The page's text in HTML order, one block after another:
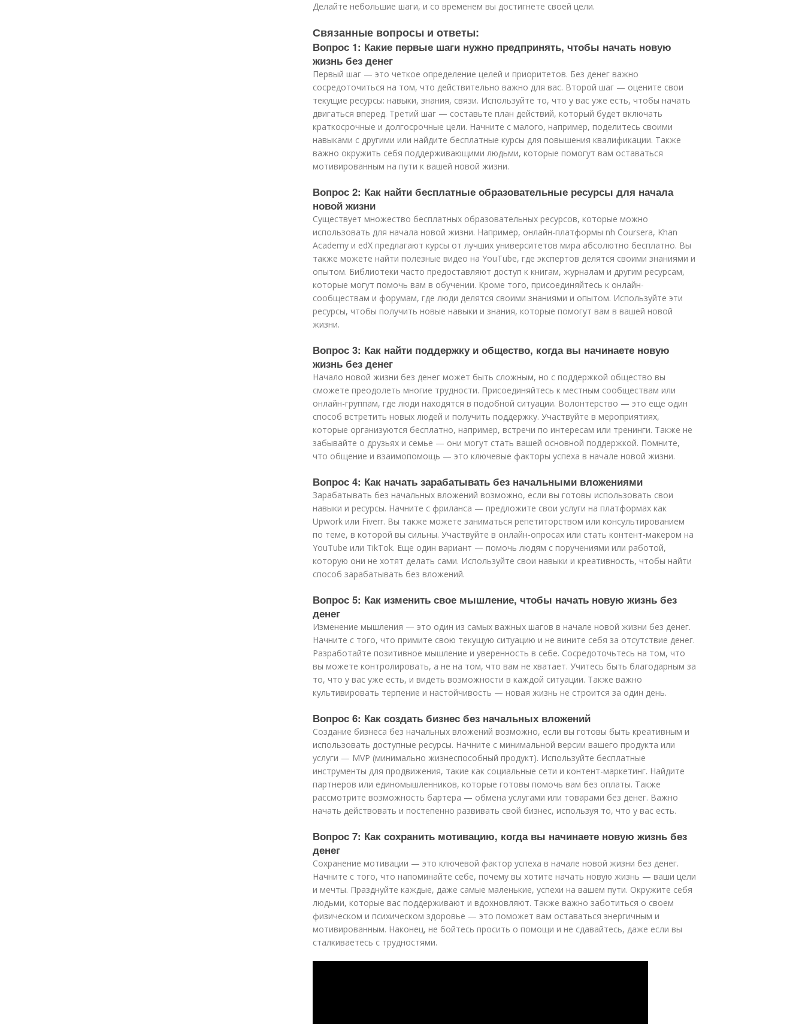
Делайте небольшие шаги, и со временем вы достигнете своей цели.
Связанные вопросы и ответы:
Вопрос 1: Какие первые шаги нужно предпринять, чтобы начать новую
жизнь без денег
Первый шаг — это четкое определение целей и приоритетов. Без денег важно
сосредоточиться на том, что действительно важно для вас. Второй шаг — оцените свои
текущие ресурсы: навыки, знания, связи. Используйте то, что у вас уже есть, чтобы начать
двигаться вперед. Третий шаг — составьте план действий, который будет включать
краткосрочные и долгосрочные цели. Начните с малого, например, поделитесь своими
навыками с другими или найдите бесплатные курсы для повышения квалификации. Также
важно окружить себя поддерживающими людьми, которые помогут вам оставаться
мотивированным на пути к вашей новой жизни.
Вопрос 2: Как найти бесплатные образовательные ресурсы для начала
новой жизни
Существует множество бесплатных образовательных ресурсов, которые можно
использовать для начала новой жизни. Например, онлайн-платформы nh Coursera, Khan
Academy и edX предлагают курсы от лучших университетов мира абсолютно бесплатно. Вы
также можете найти полезные видео на YouTube, где экспертов делятся своими знаниями и
опытом. Библиотеки часто предоставляют доступ к книгам, журналам и другим ресурсам,
которые могут помочь вам в обучении. Кроме того, присоединяйтесь к онлайн-
сообществам и форумам, где люди делятся своими знаниями и опытом. Используйте эти
ресурсы, чтобы получить новые навыки и знания, которые помогут вам в вашей новой
жизни.
Вопрос 3: Как найти поддержку и общество, когда вы начинаете новую
жизнь без денег
Начало новой жизни без денег может быть сложным, но с поддержкой общество вы
сможете преодолеть многие трудности. Присоединяйтесь к местным сообществам или
онлайн-группам, где люди находятся в подобной ситуации. Волонтерство — это еще один
способ встретить новых людей и получить поддержку. Участвуйте в мероприятиях,
которые организуются бесплатно, например, встречи по интересам или тренинги. Также не
забывайте о друзьях и семье — они могут стать вашей основной поддержкой. Помните,
что общение и взаимопомощь — это ключевые факторы успеха в начале новой жизни.
Вопрос 4: Как начать зарабатывать без начальными вложениями
Зарабатывать без начальных вложений возможно, если вы готовы использовать свои
навыки и ресурсы. Начните с фриланса — предложите свои услуги на платформах как
Upwork или Fiverr. Вы также можете заниматься репетиторством или консультированием
по теме, в которой вы сильны. Участвуйте в онлайн-опросах или стать контент-макером на
YouTube или TikTok. Еще один вариант — помочь людям с поручениями или работой,
которую они не хотят делать сами. Используйте свои навыки и креативность, чтобы найти
способ зарабатывать без вложений.
Вопрос 5: Как изменить свое мышление, чтобы начать новую жизнь без
денег
Изменение мышления — это один из самых важных шагов в начале новой жизни без денег.
Начните с того, что примите свою текущую ситуацию и не вините себя за отсутствие денег.
Разработайте позитивное мышление и уверенность в себе. Сосредоточьтесь на том, что
вы можете контролировать, а не на том, что вам не хватает. Учитесь быть благодарным за
то, что у вас уже есть, и видеть возможности в каждой ситуации. Также важно
культивировать терпение и настойчивость — новая жизнь не строится за один день.
Вопрос 6: Как создать бизнес без начальных вложений
Создание бизнеса без начальных вложений возможно, если вы готовы быть креативным и
использовать доступные ресурсы. Начните с минимальной версии вашего продукта или
услуги — MVP (минимально жизнеспособный продукт). Используйте бесплатные
инструменты для продвижения, такие как социальные сети и контент-маркетинг. Найдите
партнеров или единомышленников, которые готовы помочь вам без оплаты. Также
рассмотрите возможность бартера — обмена услугами или товарами без денег. Важно
начать действовать и постепенно развивать свой бизнес, используя то, что у вас есть.
Вопрос 7: Как сохранить мотивацию, когда вы начинаете новую жизнь без
денег
Сохранение мотивации — это ключевой фактор успеха в начале новой жизни без денег.
Начните с того, что напоминайте себе, почему вы хотите начать новую жизнь — ваши цели
и мечты. Празднуйте каждые, даже самые маленькие, успехи на вашем пути. Окружите себя
людьми, которые вас поддерживают и вдохновляют. Также важно заботиться о своем
физическом и психическом здоровье — это поможет вам оставаться энергичным и
мотивированным. Наконец, не бойтесь просить о помощи и не сдавайтесь, даже если вы
сталкиваетесь с трудностями.